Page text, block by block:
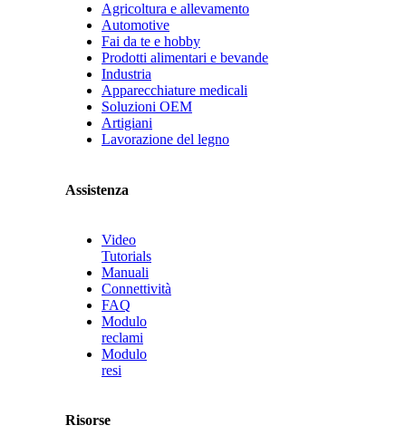
Agricoltura e allevamento
Automotive
Fai da te e hobby
Prodotti alimentari e bevande
Industria
Apparecchiature medicali
Soluzioni OEM
Artigiani
Lavorazione del legno
Assistenza
Video
Tutorials
Manuali
Connettività
FAQ
Modulo
reclami
Modulo
resi
Risorse